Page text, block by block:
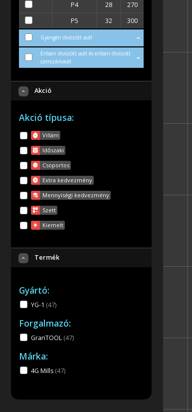
P4
28
270
P5
32 300
Gyengén ötvözött acél
Erősen ötvözött acél és erősen ötvözött
szerszámacél
Akció
Akció típusa:
Villám
Időszaki
Csoportos
Extra kedvezmény
Mennyiségi kedvezmény
Szett
Kiemelt
Termék
Gyártó:
YG-1 (47)
Forgalmazó:
GranTOOL (47)
Márka:
4G Mills (47)